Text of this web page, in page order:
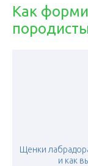
Как
Щенки
и как